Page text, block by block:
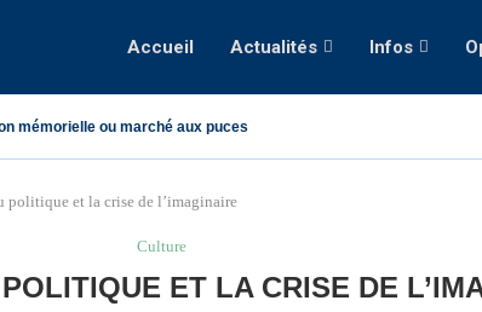
Accueil Actualités Infos
mémorielle ou marché aux puces
politique et la crise de l’imaginaire
Culture
ET LA CRISE DE